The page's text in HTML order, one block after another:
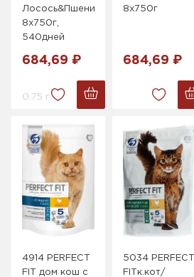
Лосось&Пшеница&Тун
8x750г,
540дней
684,69 ₽
0.75 г.
8x750г
684,69 ₽
4914 PERFECT
FIT дом кош с
5034 PERFECT
FITк.кот/